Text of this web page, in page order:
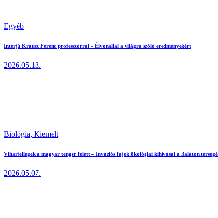
Egyéb
Interjú Krausz Ferenc professzorral – Élvonallal a világra szóló eredményekért
2026.05.18.
Biológia, Kiemelt
Viharfellegek a magyar tenger felett – Inváziós fajok ökológiai kihívásai a Balaton
2026.05.07.